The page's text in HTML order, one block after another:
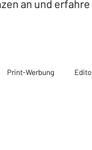
an und
Print-Werbung